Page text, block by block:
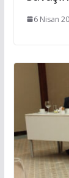
6 Nisan